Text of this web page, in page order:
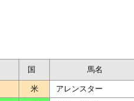
国 馬名
米 アレンスター